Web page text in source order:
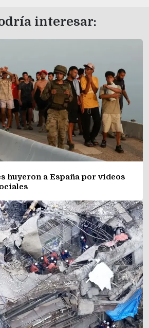
interesar:
huyeron a España por videos